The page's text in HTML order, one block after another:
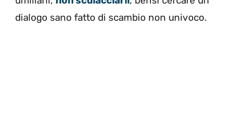
dialogo sano fatto di scambio non univoco.